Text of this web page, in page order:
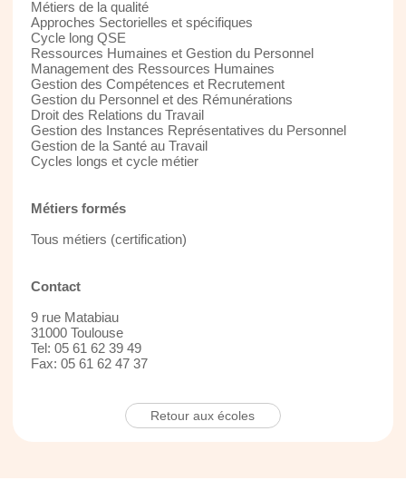
Métiers de la qualité
Approches Sectorielles et spécifiques
Cycle long QSE
Ressources Humaines et Gestion du Personnel
Management des Ressources Humaines
Gestion des Compétences et Recrutement
Gestion du Personnel et des Rémunérations
Droit des Relations du Travail
Gestion des Instances Représentatives du Personnel
Gestion de la Santé au Travail
Cycles longs et cycle métier
Métiers formés
Tous métiers (certification)
Contact
9 rue Matabiau
31000 Toulouse
Tel: 05 61 62 39 49
Fax: 05 61 62 47 37
Retour aux écoles